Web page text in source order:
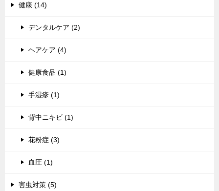
健康 (14)
デンタルケア (2)
ヘアケア (4)
健康食品 (1)
手湿疹 (1)
背中ニキビ (1)
花粉症 (3)
血圧 (1)
害虫対策 (5)